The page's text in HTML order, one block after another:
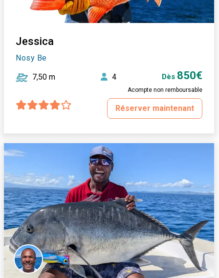
Jessica
Nosy Be
7,50 m 4 Dès 850€
Acompte non remboursable
Réserver maintenant